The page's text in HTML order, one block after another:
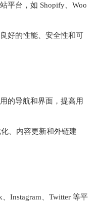
平台，如 Shopify、Woo
好的性能、安全性和可
的导航和界面，提高用
、内容更新和外链建
Instagram、Twitter 等平